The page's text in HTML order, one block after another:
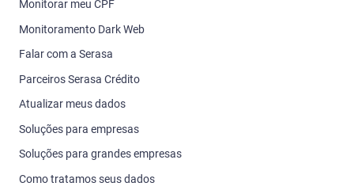
Monitorar meu CPF
Monitoramento Dark Web
Falar com a Serasa
Parceiros Serasa Crédito
Atualizar meus dados
Soluções para empresas
Soluções para grandes empresas
Como tratamos seus dados